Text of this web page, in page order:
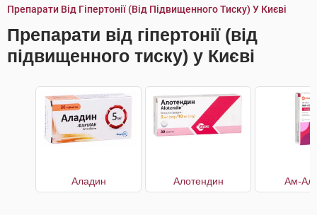
Препарати Від Гіпертонії (від Підвищенного Тиску) У Києві
Препарати від гіпертонії (від
підвищенного тиску) у Києві
Аладин Алотендин Ам-